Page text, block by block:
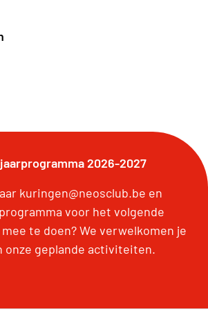
2026-2027
kuringen@neosclub.be en
voor het volgende
te doen? We verwelkomen je
onze geplande activiteiten.